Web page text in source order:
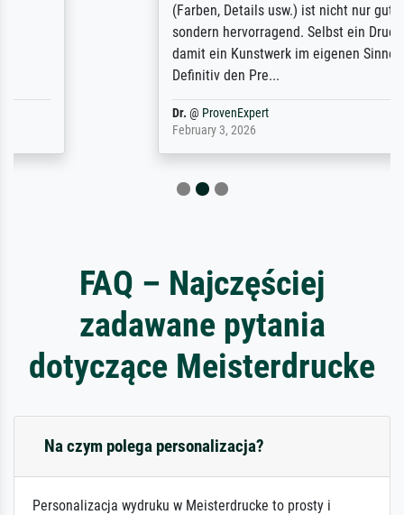
(Farben, Details usw.) ist nicht nur gut,
sondern hervorragend. Selbst ein Druck ist
damit ein Kunstwerk im eigenen Sinne.
Definitiv den Pre...
FAQ – Najczęściej
zadawane pytania
dotyczące Meisterdrucke
Na czym polega personalizacja?
Personalizacja wydruku w Meisterdrucke to prosty i